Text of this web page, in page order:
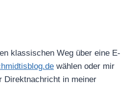
klassischen Weg über eine E-
wählen oder mir
Direktnachricht in meiner